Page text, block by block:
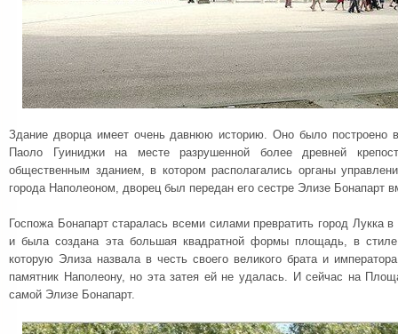
Здание дворца имеет очень давнюю историю. Оно было построено
Паоло Гуиниджи на месте разрушенной более древней
общественным зданием, в котором располагались органы
города Наполеоном, дворец был передан его сестре Элизе Бонапарт
Госпожа Бонапарт старалась всеми силами превратить город Лукка
и была создана эта большая квадратной формы площадь, в
которую Элиза назвала в честь своего великого брата и
памятник Наполеону, но эта затея ей не удалась. И сейчас на
самой Элизе Бонапарт.